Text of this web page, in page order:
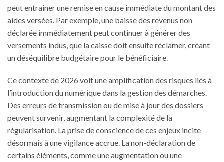
peut entraîner une remise en cause immédiate du montant des
aides versées. Par exemple, une baisse des revenus non
déclarée immédiatement peut continuer à générer des
versements indus, que la caisse doit ensuite réclamer, créant
un déséquilibre budgétaire pour le bénéficiaire.
Ce contexte de 2026 voit une amplification des risques liés à
l’introduction du numérique dans la gestion des démarches.
Des erreurs de transmission ou de mise à jour des dossiers
peuvent survenir, augmentant la complexité de la
régularisation. La prise de conscience de ces enjeux incite
désormais à une vigilance accrue. La non-déclaration de
certains éléments, comme une augmentation ou une